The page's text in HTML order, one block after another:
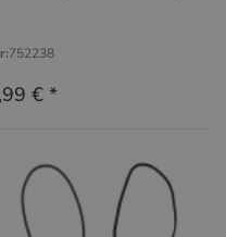
752238
€ *